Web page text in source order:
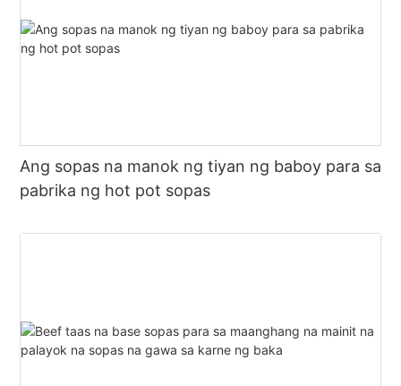
Ang sopas na manok ng tiyan ng baboy para sa
pabrika ng hot pot sopas